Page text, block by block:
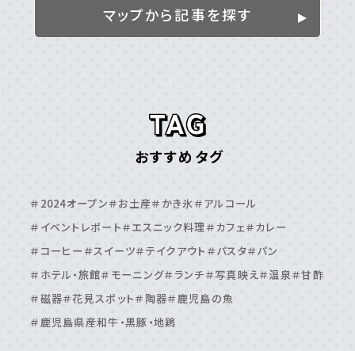
離島
＃伊集院周辺
＃吉⽥・吉野周辺
＃天⽂館周辺
＃桜島周辺
＃鴨池・与次郎周辺 ＃鹿児島駅周辺
マップから記事を探す
おすすめタグ
＃2024オープン＃お土産＃かき氷＃アルコール
＃イベントレポート＃エスニック料理＃カフェ＃カレー
＃コーヒー ＃スイーツ＃テイクアウト ＃パスタ＃パン
＃ホテル・旅館＃モーニング＃ランチ＃写真映え＃温泉＃甘酢
＃磁器＃花見スポット＃陶器＃鹿児島の魚
＃鹿児島県産和牛・黒豚・地鶏